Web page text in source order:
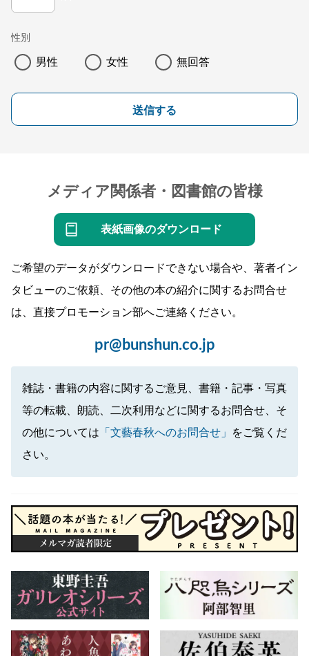
性別
男性 女性 無回答
送信する
メディア関係者・図書館の皆様
表紙画像のダウンロード
ご希望のデータがダウンロードできない場合や、著者イン
タビューのご依頼、その他の本の紹介に関するお問合せ
は、直接プロモーション部へご連絡ください。
pr@bunshun.co.jp
雑誌・書籍の内容に関するご意見、書籍・記事・写真
等の転載、朗読、二次利用などに関するお問合せ、そ
の他については 「文藝春秋へのお問合せ」
をご覧くだ
さい。